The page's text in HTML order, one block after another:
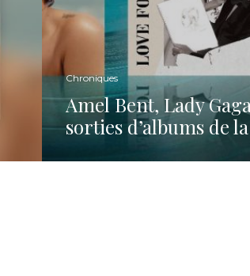
Chroniques
Amel Bent, Lady
sorties d’albums de